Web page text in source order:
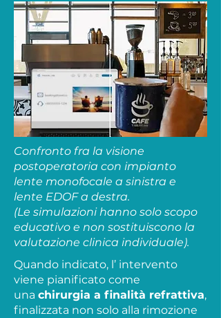
Confronto fra la visione
postoperatoria con impianto
lente monofocale a sinistra e
lente EDOF a destra.
(Le simulazioni hanno solo scopo
educativo e non sostituiscono la
valutazione clinica individuale).
Quando indicato, l’ intervento
viene pianificato come
una chirurgia a finalità refrattiva,
finalizzata non solo alla rimozione